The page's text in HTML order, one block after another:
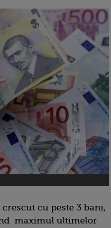
cu peste 3 bani,
maximul ultimelor